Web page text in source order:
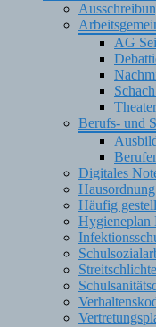
AG
Berufs- und
Digitales
Hausordnung
Häufig
Hygieneplan